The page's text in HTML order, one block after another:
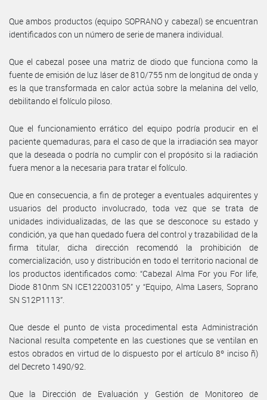
Que ambos productos (equipo SOPRANO y cabezal) se encuentran
identificados con un número de serie de manera individual.
Que el cabezal posee una matriz de diodo que funciona como la
fuente de emisión de luz láser de 810/755 nm de longitud de onda y
es la que transformada en calor actúa sobre la melanina del vello,
debilitando el folículo piloso.
Que el funcionamiento errático del equipo podría producir en el
paciente quemaduras, para el caso de que la irradiación sea mayor
que la deseada o podría no cumplir con el propósito si la radiación
fuera menor a la necesaria para tratar el folículo.
Que en consecuencia, a fin de proteger a eventuales adquirentes y
usuarios del producto involucrado, toda vez que se trata de
unidades individualizadas, de las que se desconoce su estado y
condición, ya que han quedado fuera del control y trazabilidad de la
firma titular, dicha dirección recomendó la prohibición de
comercialización, uso y distribución en todo el territorio nacional de
los productos identificados como: “Cabezal Alma For you For life,
Diode 810nm SN ICE122003105” y “Equipo, Alma Lasers, Soprano
SN S12P1113”.
Que desde el punto de vista procedimental esta Administración
Nacional resulta competente en las cuestiones que se ventilan en
estos obrados en virtud de lo dispuesto por el artículo 8º inciso ñ)
del Decreto 1490/92.
Que la Dirección de Evaluación y Gestión de Monitoreo de